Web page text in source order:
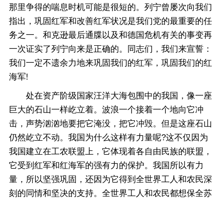
那里争得的喘息时机可能是很短的。列宁曾屡次向我们
指出，巩固红军和改善红军状况是我们党的最重要的任
务之一。和克逊最后通牒以及和德国危机有关的事变再
一次证实了列宁向来是正确的。同志们，我们来宣誓：
我们一定不遗余力地来巩固我们的红军，巩固我们的红
海军!
处在资产阶级国家汪洋大海包围中的我国，像一座
巨大的石山一样屹立着。波浪一个接着一个地向它冲
击，声势汹汹地要把它淹没，把它冲毁。但是这座石山
仍然屹立不动。我国为什么这样有力量呢?这不仅因为
我国建立在工农联盟上，它体现着各自由民族的联盟，
它受到红军和红海军的强有力的保护。我国所以有力
量，所以坚强巩固，还因为它得到全世界工人和农民深
刻的同情和坚决的支持。全世界工人和农民都想保全苏